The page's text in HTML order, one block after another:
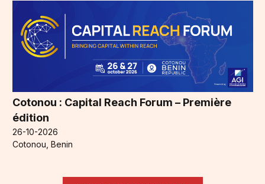
Cotonou : Capital Reach Forum – Première
édition
26-10-2026
Cotonou, Benin